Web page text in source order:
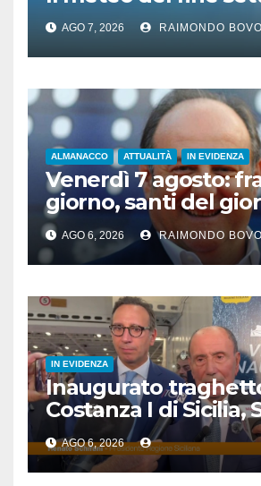
AGO 7, 2026 RAIMONDO
ALMANACCO ATTUALITÀ IN EVIDENZA
Venerdì 7 agosto:
giorno, santi del
famosi, accadde
AGO 6, 2026 RAIMONDO
IN EVIDENZA
Inaugurato
Costanza I di Sicilia,
“Mantenuto
AGO 6, 2026